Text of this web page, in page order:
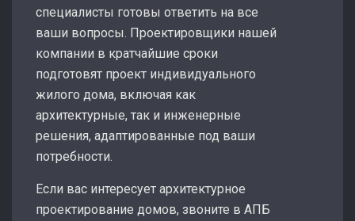
специалисты готовы ответить на все
ваши вопросы. Проектировщики нашей
компании в кратчайшие сроки
подготовят проект индивидуального
жилого дома, включая как
архитектурные, так и инженерные
решения, адаптированные под ваши
потребности.
Если вас интересует архитектурное
проектирование домов, звоните в АПБ